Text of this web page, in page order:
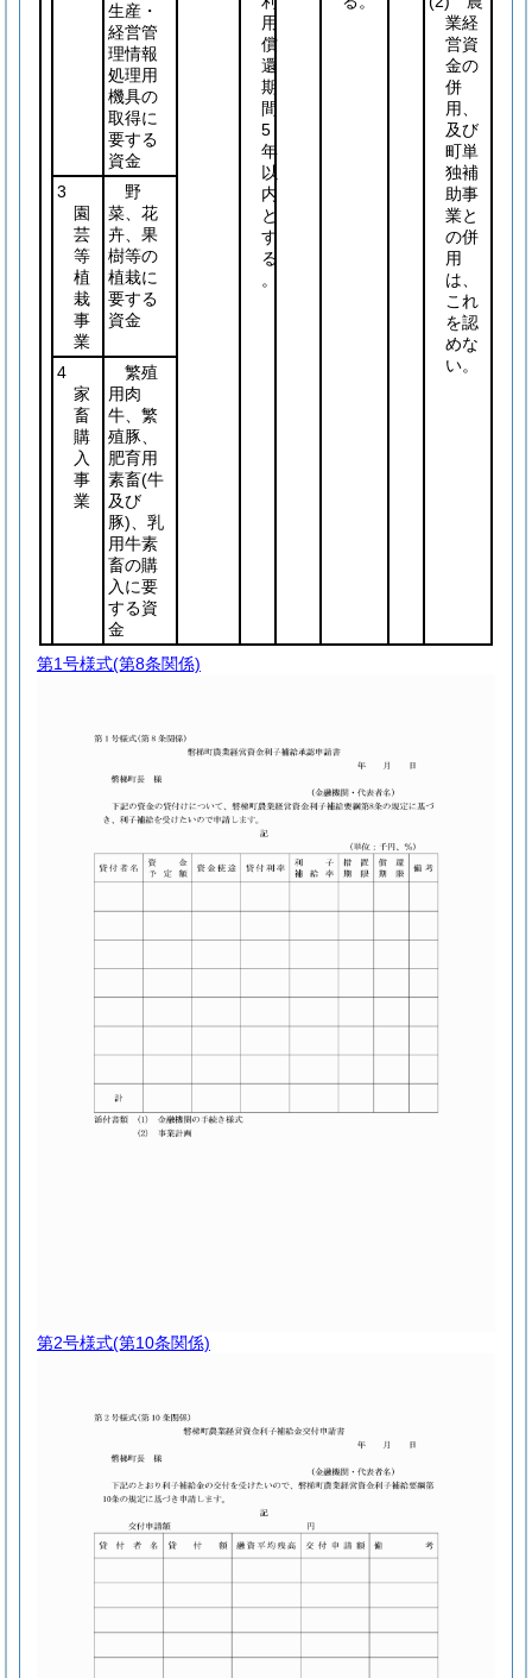
用
償
還
期
間
5
年
以
内
と
す
る
。
業経
営資
金の
併
用、
及び
町単
独補
助事
業と
の併
用
は、
これ
を認
めな
い。
生産・
経営管
理情報
処理用
機具の
取得に
要する
資金
3
園
芸
等
植
栽
事
業
野
菜、花
卉、果
樹等の
植栽に
要する
資金
4
家
畜
購
入
事
業
繁殖
用肉
牛、繁
殖豚、
肥育用
素畜(牛
及び
豚) 、乳
用牛素
畜の購
入に要
する資
金
第1号様式(第8条関係)
第2号様式(第10条関係)